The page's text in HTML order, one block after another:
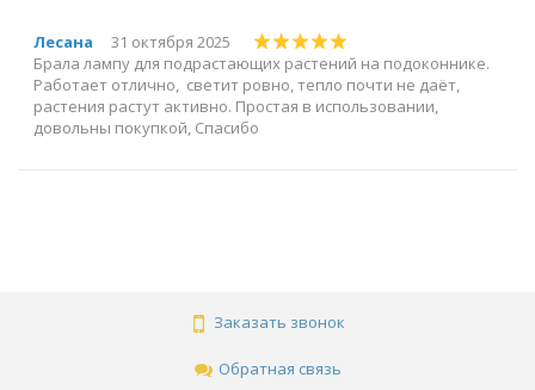
Лесана
31 октября 2025
Брала лампу для подрастающих растений на подоконнике.
Работает отлично, светит ровно, тепло почти не даёт,
растения растут активно. Простая в использовании,
довольны покупкой, Спасибо
Заказать звонок
Обратная связь